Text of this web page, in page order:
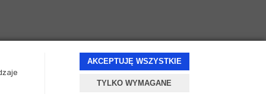
AKCEPTUJĘ WSZYSTKIE
TYLKO WYMAGANE